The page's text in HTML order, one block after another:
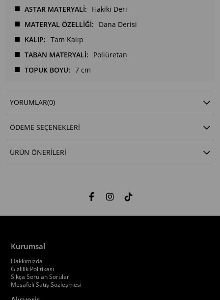
ASTAR MATERYALİ
Hakiki Deri
MATERYAL ÖZELLİĞİ
Dana Derisi
KALIP
Tam Kalıp
TABAN MATERYALİ
Poliüretan
TOPUK BOYU
7 cm
YORUMLAR(0)
ÖDEME SEÇENEKLERI
ÜRÜN ÖNERILERI
Kurumsal
Hakkımızda
Gizlilik Politikası
Sıkça Sorulan Sorular
Mesafeli Satış Sözleşmesi